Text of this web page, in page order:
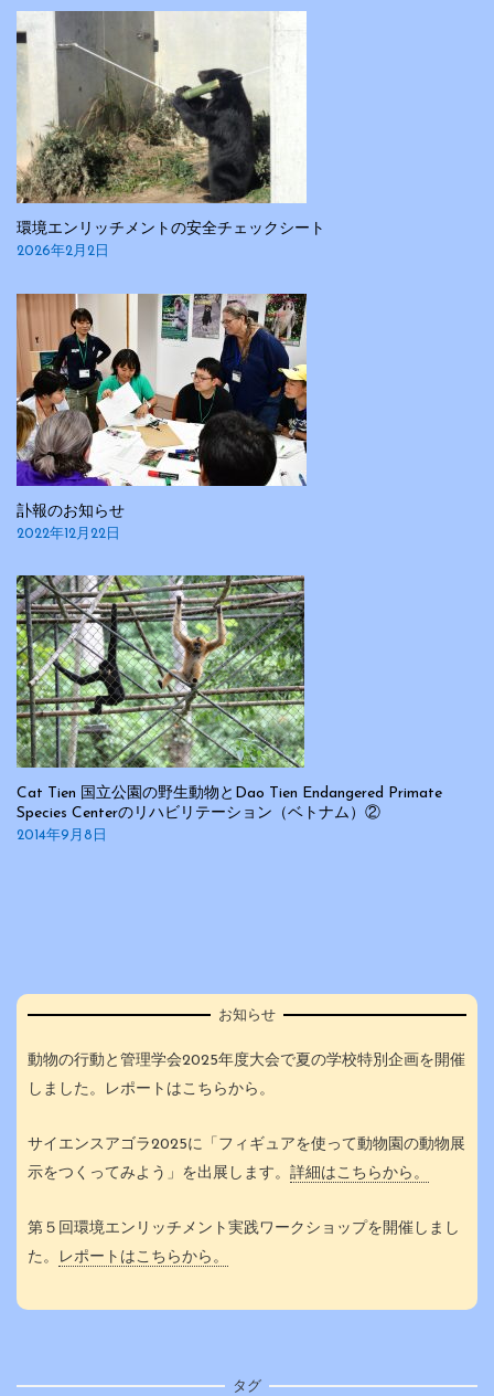
シ
ョ
ン
環境エンリッチメントの安全チェックシート
2026年2月2日
訃報のお知らせ
2022年12月22日
Cat Tien 国立公園の野生動物とDao Tien Endangered Primate
Species Centerのリハビリテーション（ベトナム）②
2014年9月8日
お知らせ
動物の行動と管理学会2025年度大会で夏の学校特別企画を開催
しました。レポートはこちらから。
サイエンスアゴラ2025に「フィギュアを使って動物園の動物展
示をつくってみよう」を出展します。 詳細はこちらから。
第５回環境エンリッチメント実践ワークショップを開催しまし
た。
レポートはこちらから。
タグ